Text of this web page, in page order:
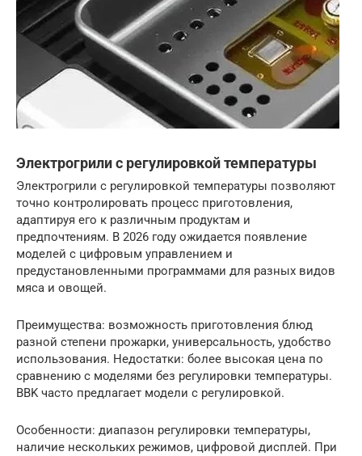
Электрогрили с регулировкой температуры
Электрогрили с регулировкой температуры позволяют
точно контролировать процесс приготовления,
адаптируя его к различным продуктам и
предпочтениям. В 2026 году ожидается появление
моделей с цифровым управлением и
предустановленными программами для разных видов
мяса и овощей.
Преимущества: возможность приготовления блюд
разной степени прожарки, универсальность, удобство
использования. Недостатки: более высокая цена по
сравнению с моделями без регулировки температуры.
BBK часто предлагает модели с регулировкой.
Особенности: диапазон регулировки температуры,
наличие нескольких режимов, цифровой дисплей. При